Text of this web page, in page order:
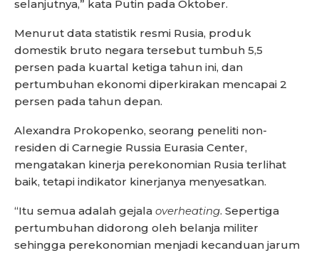
selanjutnya,” kata Putin pada Oktober.
Menurut data statistik resmi Rusia, produk
domestik bruto negara tersebut tumbuh 5,5
persen pada kuartal ketiga tahun ini, dan
pertumbuhan ekonomi diperkirakan mencapai 2
persen pada tahun depan.
Alexandra Prokopenko, seorang peneliti non-
residen di Carnegie Russia Eurasia Center,
mengatakan kinerja perekonomian Rusia terlihat
baik, tetapi indikator kinerjanya menyesatkan.
“Itu semua adalah gejala overheating. Sepertiga
pertumbuhan didorong oleh belanja militer
sehingga perekonomian menjadi kecanduan jarum